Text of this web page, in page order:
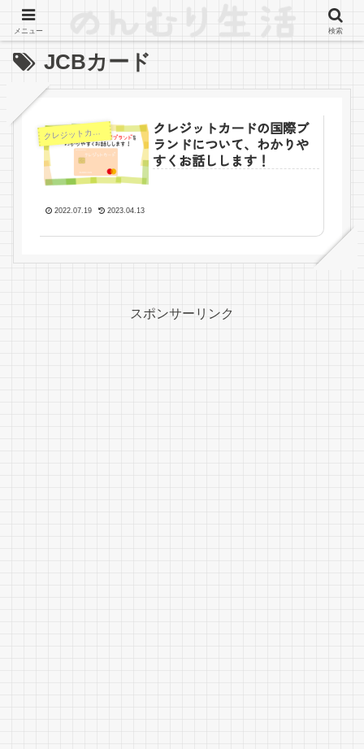
JCBカード
ク レジットカードの基本知識
クレジットカードの国際ブ
ランドについて、わかりや
すくお話しします！
2022.07.19 2023.04.13
スポンサーリンク
メニュー 検索